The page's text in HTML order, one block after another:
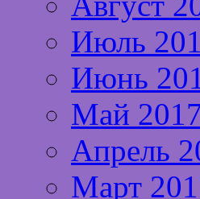
Июль
Июнь
Май
Апрель
Март